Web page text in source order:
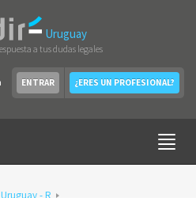
Uruguay
a tus dudas legales
ENTRAR ¿ERES UN PROFESIONAL?
- R